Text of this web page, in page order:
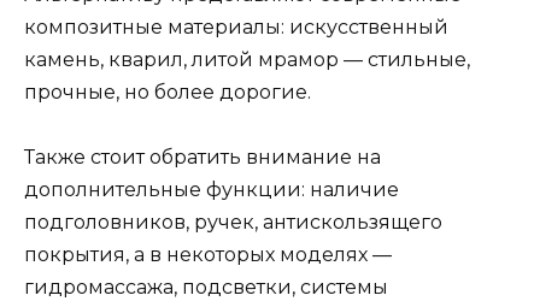
композитные материалы: искусственный
камень, кварил, литой мрамор — стильные,
прочные, но более дорогие.
Также стоит обратить внимание на
дополнительные функции: наличие
подголовников, ручек, антискользящего
покрытия, а в некоторых моделях —
гидромассажа, подсветки, системы